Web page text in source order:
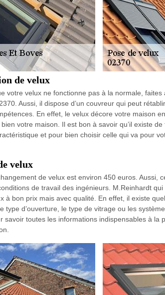
de velux
votre velux ne fonctionne pas à la normale,
Aussi, il dispose d’un couvreur qui peut
En effet, le velux décore votre maison
votre maison. Il est bon à savoir qu’il existe
et pour bien choisir celle qui va pour
velux
de velux est environ 450 euros. Aussi,
de travail des ingénieurs. M.Reinhardt
à bon prix mais avec qualité. En effet, il existe
type d’ouverture, le type de vitrage ou les
savoir toutes les informations indispensables à la